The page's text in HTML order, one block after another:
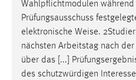
Wahlpflichtmodulen während
Prüfungsausschuss
elektronische Weise.
nächsten Arbeitstag nach
über das [...]
des schutzwürdigen